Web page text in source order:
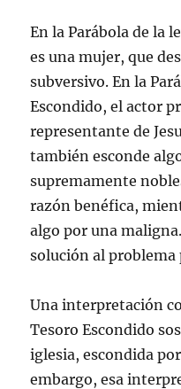
En la Parábola de la
es una mujer, que
subversivo. En la
Escondido, el actor
representante de
también esconde
supremamente
razón benéfica,
algo por una
solución al
Una interpretación
Tesoro Escondido
iglesia, escondida
embargo, esa